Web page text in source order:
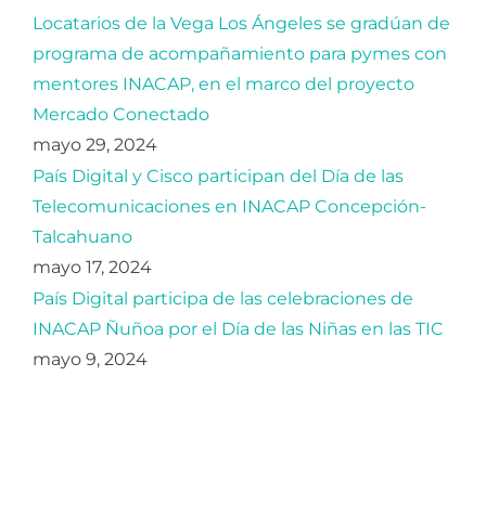
Locatarios de la Vega Los Ángeles se gradúan de
programa de acompañamiento para pymes con
mentores INACAP, en el marco del proyecto
Mercado Conectado
mayo 29, 2024
País Digital y Cisco participan del Día de las
Telecomunicaciones en INACAP Concepción-
Talcahuano
mayo 17, 2024
País Digital participa de las celebraciones de
INACAP Ñuñoa por el Día de las Niñas en las TIC
mayo 9, 2024